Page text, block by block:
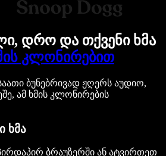
დრო და თქვენი ხმა
კლონირებით
ბუნებრივად ჟღერს აუდიო,
ამ ხმის კლონირების
ხმა
ბრაუზერში ან ატვირთეთ